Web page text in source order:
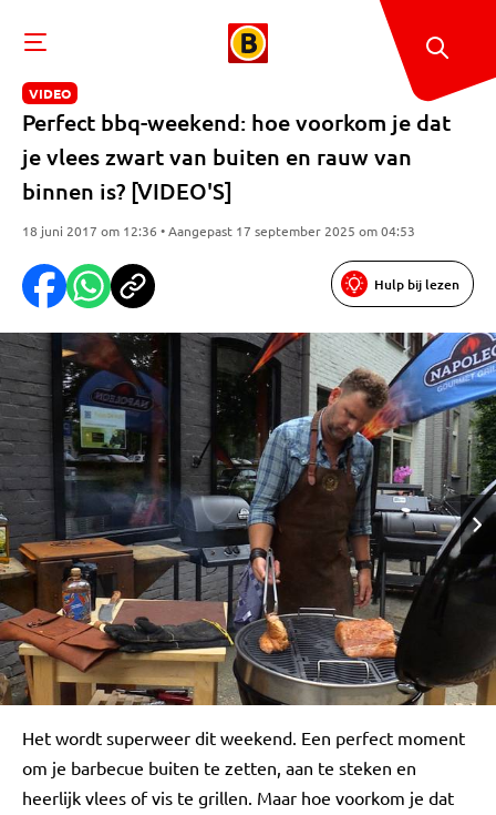
VIDEO
Perfect bbq-weekend: hoe voorkom je dat
je vlees zwart van buiten en rauw van
binnen is? [VIDEO'S]
18 juni 2017 om 12:36 • Aangepast 17 september 2025 om 04:53
Hulp bij lezen
Het wordt superweer dit weekend. Een perfect moment
om je barbecue buiten te zetten, aan te steken en
heerlijk vlees of vis te grillen. Maar hoe voorkom je dat